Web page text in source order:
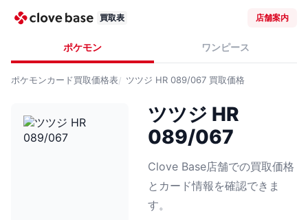
買取表 店舗案内
ポケモン ワンピース
ポケモンカード買取価格表 ツツジ HR 089/067 買取価格
ツツジ HR
089/067
Clove Base店舗での買取価格
とカード情報を確認できま
す。